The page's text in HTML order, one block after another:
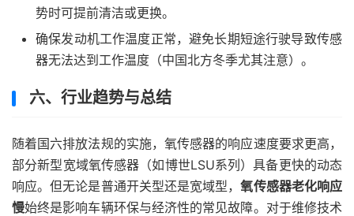
势时可提前清洁或更换。
确保发动机工作温度正常，避免长期短途行驶导致传感
器无法达到工作温度（中国北方冬季尤其注意）。
六、行业趋势与总结
随着国六排放法规的实施，氧传感器的响应速度要求更高，
部分新型宽域氧传感器（如博世LSU系列）具备更快的动态
响应。但无论是普通开关型还是宽域型，氧传感器老化响应
慢始终是影响车辆环保与经济性的常见故障。对于维修技术